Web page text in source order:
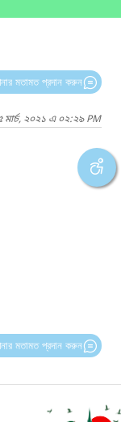
মতামত প্রদান করুন
মার্চ, ২০২১ এ ০২:২৯ PM
মতামত প্রদান করুন